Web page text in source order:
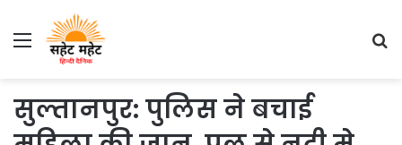
Menu
सुल्तानपुर: पुलिस ने बचाई